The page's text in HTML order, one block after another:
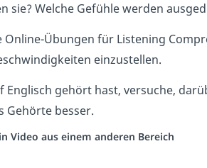
sie? Welche Gefühle werden
Online-Übungen für Listening
einzustellen.
Englisch gehört hast, versuche,
Gehörte besser.
Video aus einem anderen Bereich